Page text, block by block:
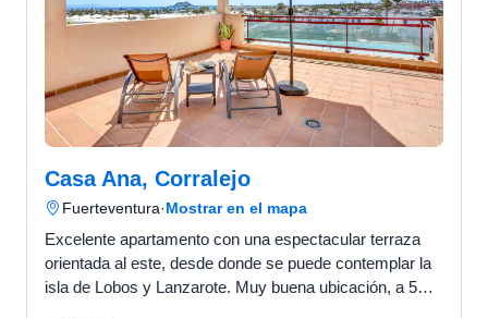
Casa Ana, Corralejo
Fuerteventura·Mostrar en el mapa
Excelente apartamento con una espectacular terraza
orientada al este, desde donde se puede contemplar la
isla de Lobos y Lanzarote. Muy buena ubicación, a 5